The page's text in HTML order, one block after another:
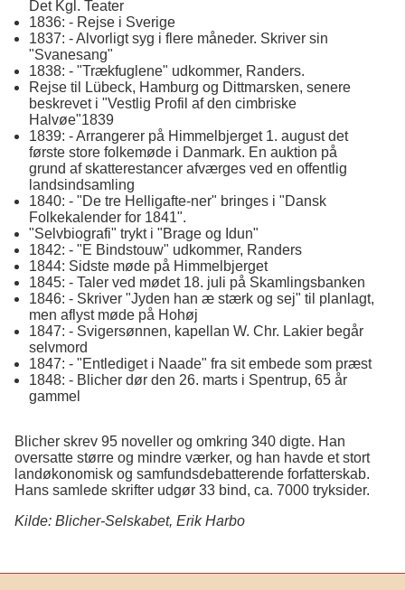
Det Kgl. Teater
1836: - Rejse i Sverige
1837: - Alvorligt syg i flere måneder. Skriver sin
"Svanesang"
1838: - "Trækfuglene" udkommer, Randers.
Rejse til Lübeck, Hamburg og Dittmarsken, senere
beskrevet i "Vestlig Profil af den cimbriske
Halvøe"1839
1839: - Arrangerer på Himmelbjerget 1. august det
første store folkemøde i Danmark. En auktion på
grund af skatterestancer afværges ved en offentlig
landsindsamling
1840: - "De tre Helligafte-ner" bringes i "Dansk
Folkekalender for 1841".
"Selvbiografi" trykt i "Brage og Idun"
1842: - "E Bindstouw" udkommer, Randers
1844: Sidste møde på Himmelbjerget
1845: - Taler ved mødet 18. juli på Skamlingsbanken
1846: - Skriver "Jyden han æ stærk og sej" til planlagt,
men aflyst møde på Hohøj
1847: - Svigersønnen, kapellan W. Chr. Lakier begår
selvmord
1847: - "Entlediget i Naade" fra sit embede som præst
1848: - Blicher dør den 26. marts i Spentrup, 65 år
gammel
Blicher skrev 95 noveller og omkring 340 digte. Han
oversatte større og mindre værker, og han havde et stort
landøkonomisk og samfundsdebatterende forfatterskab.
Hans samlede skrifter udgør 33 bind, ca. 7000 tryksider.
Kilde: Blicher-Selskabet, Erik Harbo